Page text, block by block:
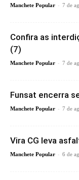
Manchete Popular - 7 de
Confira as
(7)
Manchete Popular - 7 de
Funsat encerra
Manchete Popular - 7 de
Vira CG leva
Manchete Popular - 6 de